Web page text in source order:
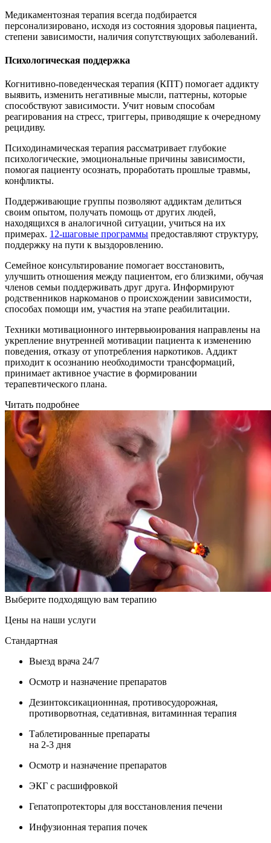
Медикаментозная терапия всегда подбирается
персонализировано, исходя из состояния здоровья пациента,
степени зависимости, наличия сопутствующих заболеваний.
Психологическая поддержка
Когнитивно-поведенческая терапия (КПТ) помогает аддикту
выявить, изменить негативные мысли, паттерны, которые
способствуют зависимости. Учит новым способам
реагирования на стресс, триггеры, приводящие к очередному
рецидиву.
Психодинамическая терапия рассматривает глубокие
психологические, эмоциональные причины зависимости,
помогая пациенту осознать, проработать прошлые травмы,
конфликты.
Поддерживающие группы позволяют аддиктам делиться
своим опытом, получать помощь от других людей,
находящихся в аналогичной ситуации, учиться на их
примерах. 12-шаговые программы предоставляют структуру,
поддержку на пути к выздоровлению.
Семейное консультирование помогает восстановить,
улучшить отношения между пациентом, его близкими, обучая
членов семьи поддерживать друг друга. Информируют
родственников наркоманов о происхождении зависимости,
способах помощи им, участия на этапе реабилитации.
Техники мотивационного интервьюирования направлены на
укрепление внутренней мотивации пациента к изменению
поведения, отказу от употребления наркотиков. Аддикт
приходит к осознанию необходимости трансформаций,
принимает активное участие в формировании
терапевтического плана.
Читать подробнее
Выберите подходящую вам терапию
Цены на наши услуги
Стандартная
Выезд врача 24/7
Осмотр и назначение препаратов
Дезинтоксикационнная, противосудорожная,
противорвотная, седативная, витаминная терапия
Таблетированные препараты
на 2-3 дня
Осмотр и назначение препаратов
ЭКГ с расшифровкой
Гепатопротекторы для восстановления печени
Инфузионная терапия почек